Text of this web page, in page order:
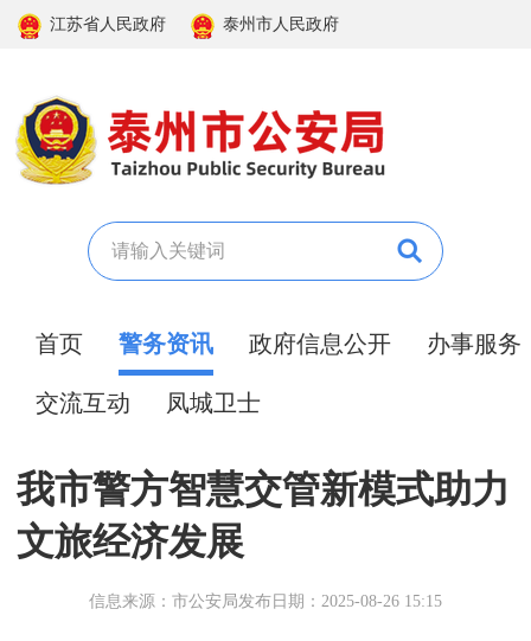
江苏省人民政府 泰州市人民政府
首页 警务资讯 政府信息公开 办事服务
交流互动 凤城卫士
我市警方智慧交管新模式助力
文旅经济发展
信息来源：市公安局发布日期：2025-08-26 15:15